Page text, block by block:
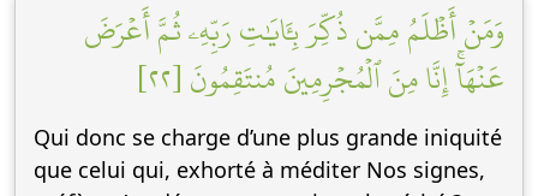
وَمَنۡ أَظۡلَمُ مِمَّن ذُكِّرَ بِـَٔايَٰتِ رَبِّهِۦ ثُمَّ أَعۡرَضَ
عَنۡهَآۚ إِنَّا مِنَ ٱلۡمُجۡرِمِينَ مُنتَقِمُونَ [٢٢]
Qui donc se charge d’une plus grande iniquité
que celui qui, exhorté à méditer Nos signes,